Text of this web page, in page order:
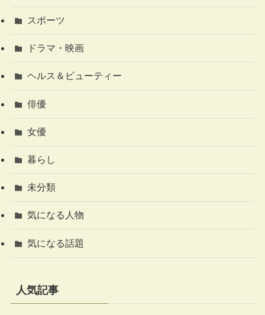
スポーツ
ドラマ・映画
ヘルス＆ビューティー
俳優
女優
暮らし
未分類
気になる人物
気になる話題
人気記事